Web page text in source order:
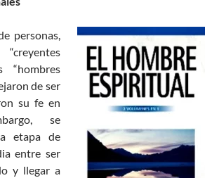
personas,
“hombres
de ser
su fe en
se
etapa de
entre ser
y llegar a